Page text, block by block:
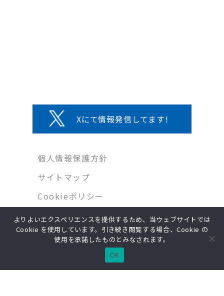
Xにて情報発信してます!
個人情報保護方針
サイトマップ
Cookieポリシー
Copyright © MIWA Co.,Ltd. All Rights Reserved.
よりよいエクスペリエンスを提供するため、当ウェブサイトでは
Cookie を使用しています。引き続き閲覧する場合、Cookie の
使用を承諾したものとみなされます。
OK